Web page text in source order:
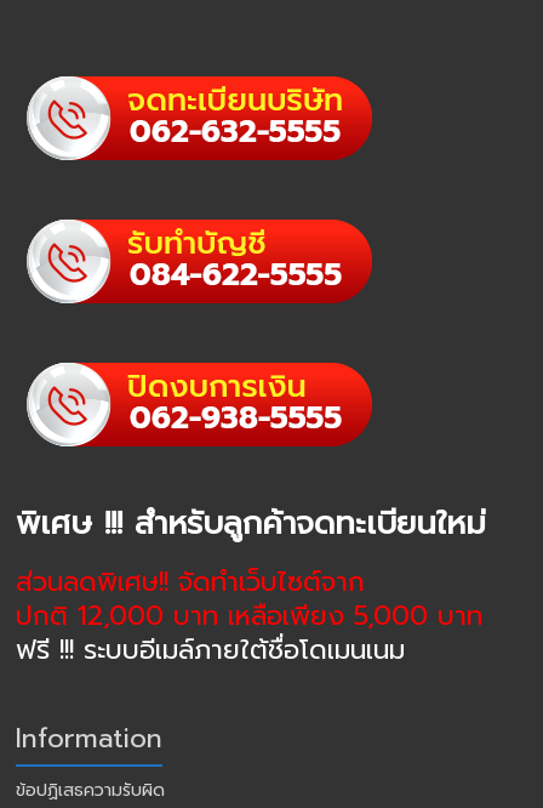
พิเศษ !!! สำหรับลูกค้าจดทะเบียนใหม่
ส่วนลดพิเศษ!! จัดทำเว็บไซต์จาก
ปกติ 12,000 บาท เหลือเพียง 5,000 บาท
ฟรี !!! ระบบอีเมล์ภายใต้ชื่อโดเมนเนม
Information
ข้อปฏิเสธความรับผิด